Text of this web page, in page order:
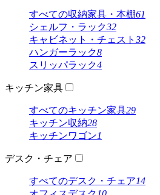
すべての収納家具・本棚61
シェルフ・ラック32
キャビネット・チェスト 32
ハンガーラック8
スリッパラック4
キッチン家具
すべてのキッチン家具29
キッチン収納28
キッチンワゴン1
デスク・チェア
すべてのデスク・チェア14